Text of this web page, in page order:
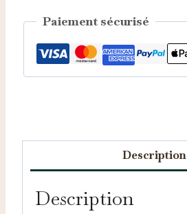
Paiement sécurisé
Description
Description